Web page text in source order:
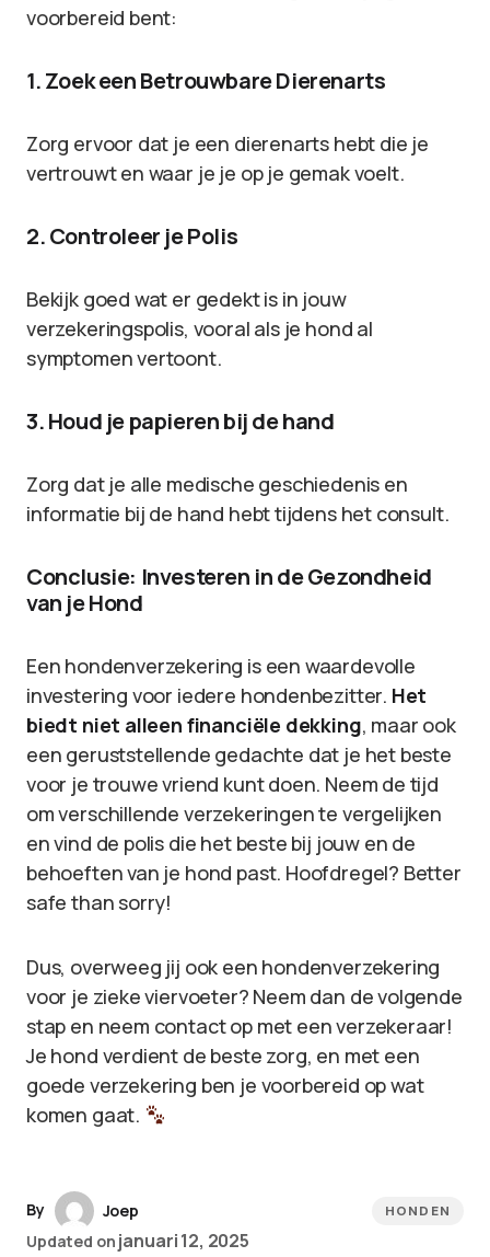
voorbereid bent:
1. Zoek een Betrouwbare Dierenarts
Zorg ervoor dat je een dierenarts hebt die je
vertrouwt en waar je je op je gemak voelt.
2. Controleer je Polis
Bekijk goed wat er gedekt is in jouw
verzekeringspolis, vooral als je hond al
symptomen vertoont.
3. Houd je papieren bij de hand
Zorg dat je alle medische geschiedenis en
informatie bij de hand hebt tijdens het consult.
Conclusie: Investeren in de Gezondheid
van je Hond
Een hondenverzekering is een waardevolle
investering voor iedere hondenbezitter. Het
biedt niet alleen financiële dekking, maar ook
een geruststellende gedachte dat je het beste
voor je trouwe vriend kunt doen. Neem de tijd
om verschillende verzekeringen te vergelijken
en vind de polis die het beste bij jouw en de
behoeften van je hond past. Hoofdregel? Better
safe than sorry!
Dus, overweeg jij ook een hondenverzekering
voor je zieke viervoeter? Neem dan de volgende
stap en neem contact op met een verzekeraar!
Je hond verdient de beste zorg, en met een
goede verzekering ben je voorbereid op wat
komen gaat.
By
Joep
Updated on januari 12, 2025
HONDEN